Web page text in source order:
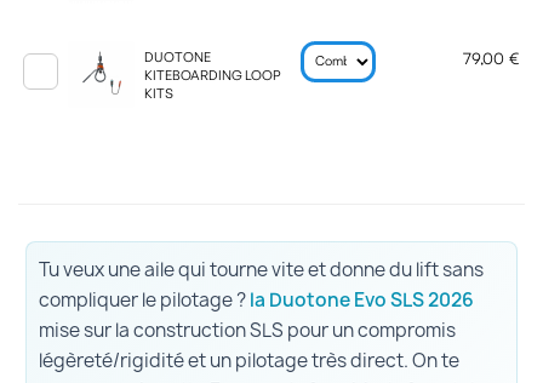
DUOTONE
KITEBOARDING LOOP
KITS
79,00 €
Tu veux une aile qui tourne vite et donne du lift sans
compliquer le pilotage ?la Duotone Evo SLS 2026
mise sur la construction SLS pour un compromis
légèreté/rigidité et un pilotage très direct. On te